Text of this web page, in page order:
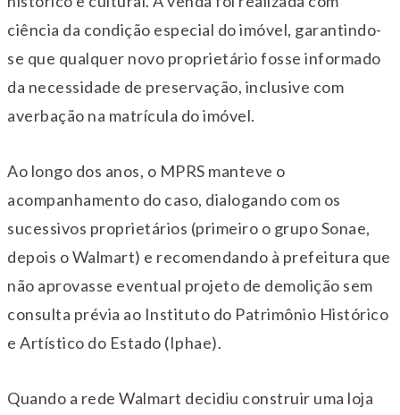
ciência da condição especial do imóvel, garantindo-
se que qualquer novo proprietário fosse informado
da necessidade de preservação, inclusive com
averbação na matrícula do imóvel.
Ao longo dos anos, o MPRS manteve o
acompanhamento do caso, dialogando com os
sucessivos proprietários (primeiro o grupo Sonae,
depois o Walmart) e recomendando à prefeitura que
não aprovasse eventual projeto de demolição sem
consulta prévia ao Instituto do Patrimônio Histórico
e Artístico do Estado (Iphae).
Quando a rede Walmart decidiu construir uma loja